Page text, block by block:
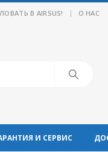
В AIRSUS! | О НАС
И СЕРВИС